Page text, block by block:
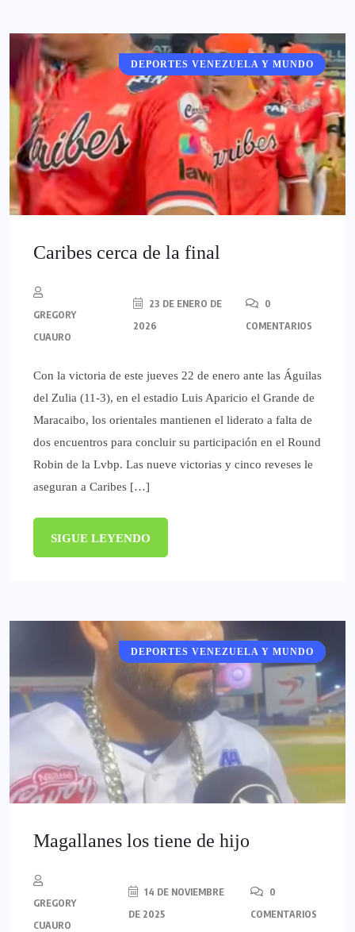
DEPORTES
DEPORTES VENEZUELA Y MUNDO
Caribes cerca de la final
GREGORY
CUAURO
23 DE ENERO DE
2026
0
COMENTARIOS
Con la victoria de este jueves 22 de enero ante las Águilas
del Zulia (11-3), en el estadio Luis Aparicio el Grande de
Maracaibo, los orientales mantienen el liderato a falta de
dos encuentros para concluir su participación en el Round
Robin de la Lvbp. Las nueve victorias y cinco reveses le
aseguran a Caribes […]
SIGUE LEYENDO
DEPORTES
DEPORTES VENEZUELA Y MUNDO
Magallanes los tiene de hijo
GREGORY
CUAURO
14 DE NOVIEMBRE
DE 2025
0
COMENTARIOS